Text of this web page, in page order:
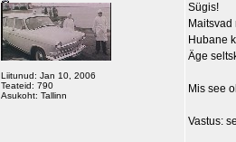
Liitunud: Jan 10, 2006
Teateid: 790
Asukoht: Tallinn
Sügis!
Maitsvad
Hubane
Äge
Mis see
Vastus: